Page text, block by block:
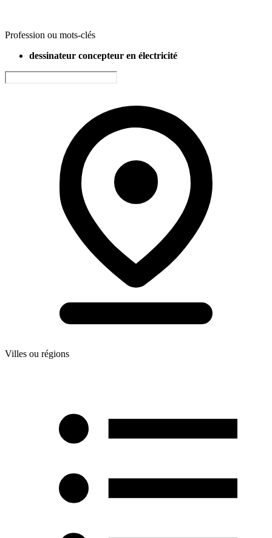
Profession ou mots-clés
dessinateur concepteur en électricité
Villes ou régions